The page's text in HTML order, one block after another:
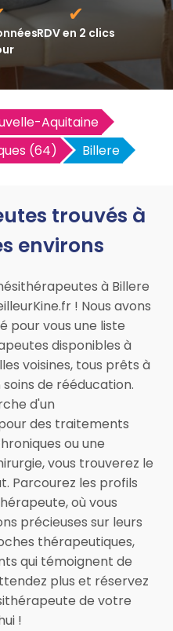
✔
RDV en 2 clics
Aquitaine
(64)
Billere
trouvés à
environs
à Billere
! Nous avons
pour vous une liste
disponibles à
voisines, tous prêts à
de rééducation.
d'un
des traitements
ou une
vous trouverez le
Parcourez les profils
où vous
précieuses sur leurs
thérapeutiques,
qui témoignent de
plus et réservez
de votre
!